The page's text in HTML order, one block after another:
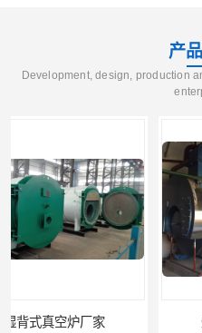
产
Development, design, production
燃气真空锅炉厂商